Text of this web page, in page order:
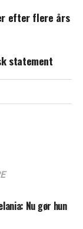
og
efter flere års
statement
Nu gør hun